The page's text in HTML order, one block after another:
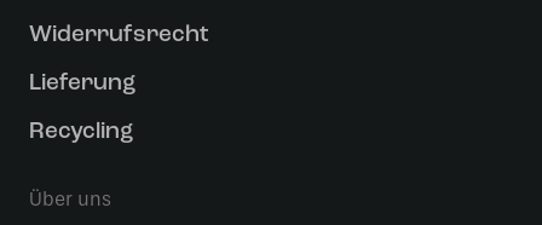
Widerrufsrecht
Lieferung
Recycling
Über uns